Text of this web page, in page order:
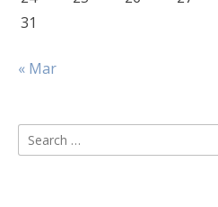
31
« Mar
Search
for: